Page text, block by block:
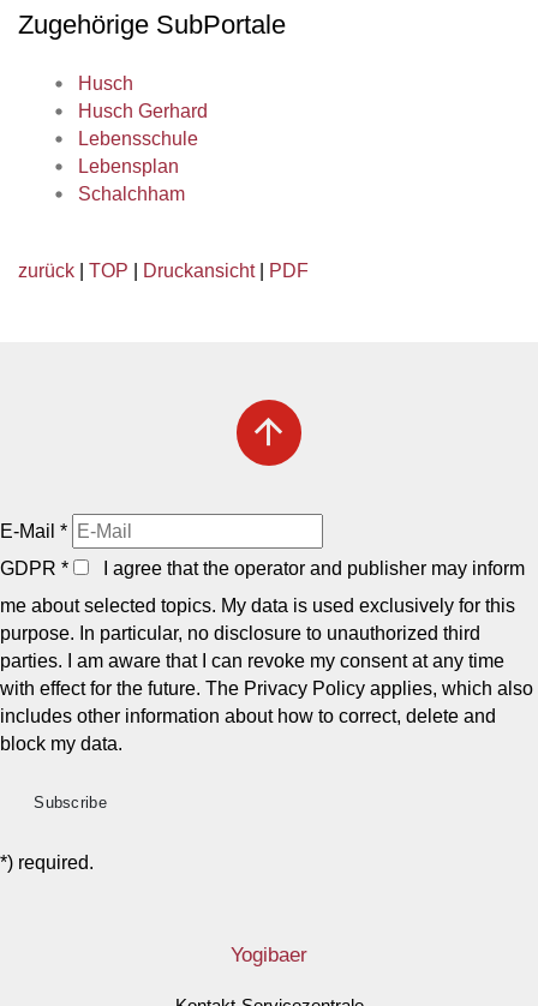
Zugehörige SubPortale
Husch
Husch Gerhard
Lebensschule
Lebensplan
Schalchham
zurück TOP Druckansicht| PDF
arrow_upward
E-Mail *
GDPR *
I agree that the operator and publisher may inform
me about selected topics. My data is used exclusively for this
purpose. In particular, no disclosure to unauthorized third
parties. I am aware that I can revoke my consent at any time
with effect for the future. The Privacy Policy applies, which also
includes other information about how to correct, delete and
block my data.
*) required.
Yogibaer